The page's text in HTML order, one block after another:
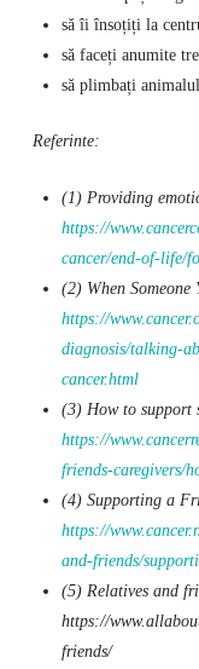
să îi însoțiți la
să faceți anumite
să plimbați
Referinte:
(1) Providing
https://
cancer/end-of-life/
(2) When Someone
https://
diagnosis/talking-
cancer.html
(3) How to support
https://
friends-caregivers/
(4) Supporting a
https://
and-friends/
(5) Relatives and
https://
friends/